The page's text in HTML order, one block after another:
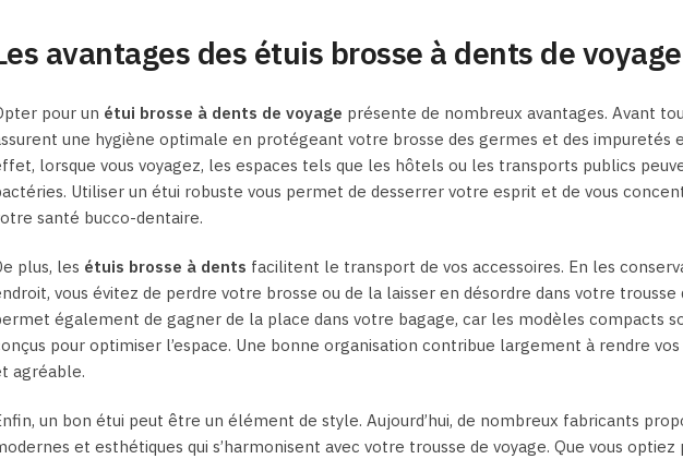
avantages des étuis brosse à dents de voyage
pour un étui brosse à dents de voyage présente de nombreux avantages. Avant
une hygiène optimale en protégeant votre brosse des germes et des impuretés
lorsque vous voyagez, les espaces tels que les hôtels ou les transports publics
Utiliser un étui robuste vous permet de desserrer votre esprit et de vous
santé bucco-dentaire.
plus, les étuis brosse à dents facilitent le transport de vos accessoires. En les
vous évitez de perdre votre brosse ou de la laisser en désordre dans votre
également de gagner de la place dans votre bagage, car les modèles compacts
pour optimiser l’espace. Une bonne organisation contribue largement à rendre vos
agréable.
un bon étui peut être un élément de style. Aujourd’hui, de nombreux fabricants
et esthétiques qui s’harmonisent avec votre trousse de voyage. Que vous